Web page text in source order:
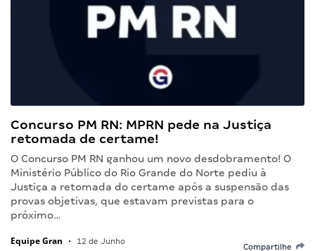
Concurso PM RN: MPRN pede na Justiça
retomada de certame!
O Concurso PM RN ganhou um novo desdobramento! O
Ministério Público do Rio Grande do Norte pediu à
Justiça a retomada do certame após a suspensão das
provas objetivas, que estavam previstas para o
próximo…
Equipe Gran • 12 de Junho
Compartilhe